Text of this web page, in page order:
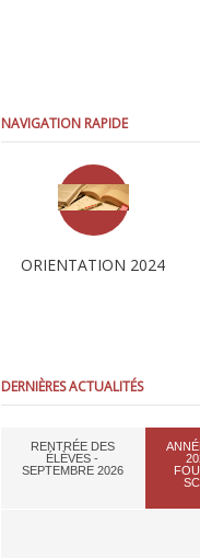
NAVIGATION RAPIDE
ORIENTATION 2024
DERNIÈRES ACTUALITÉS
RENTRÉE DES
ÉLÈVES -
SEPTEMBRE 2026